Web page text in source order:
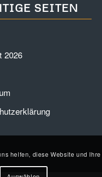
SEITEN
2026
helfen, diese Website und